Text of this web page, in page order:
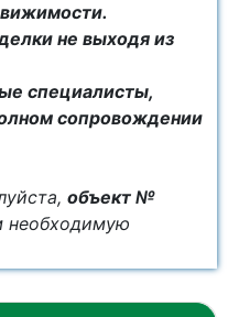
не выходя из
специалисты,
сопровождении
объект №
необходимую